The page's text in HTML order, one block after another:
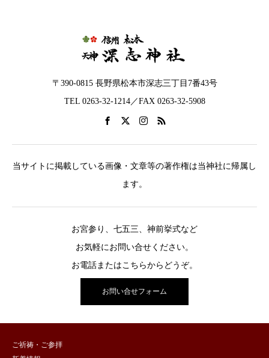
〒390-0815 長野県松本市深志三丁目7番43号
TEL 0263-32-1214／FAX 0263-32-5908
当サイトに掲載している画像・文章等の著作権は当神社に帰属し
ます。
お宮参り、七五三、神前挙式など
お気軽にお問い合せください。
お電話またはこちらからどうぞ。
お問い合せフォーム
ご祈祷・ご参拝